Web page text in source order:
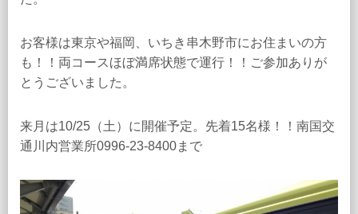
お客様は東京や福岡、いちき串木野市にお住まいの方
も！！両コースほぼ満席状態で運行！！ご参加ありが
とうございました。
来月は10/25（土）に開催予定。先着15名様！！南国交
通川内営業所0996-23-8400まで